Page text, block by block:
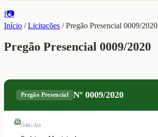
f📷
Início /Licitações /Pregão Presencial 0009/2020
Pregão Presencial 0009/2020
Pregão Presencial Nº0009/2020
ÓRGÃO